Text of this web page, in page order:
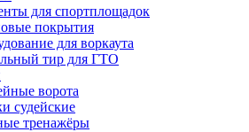
для спортплощадок
покрытия
для воркаута
тир для ГТО
ворота
судейские
тренажёры